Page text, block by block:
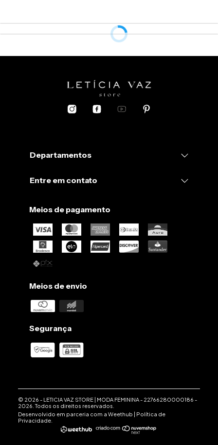
Departamentos
Entre em contato
Meios de pagamento
Meios de envio
Segurança
© 2026 - LETICIA VAZ STORE | MODA FEMININA- 22766280000186 -
2026. Todos os direitos reservados.
Desenvolvido em parceria com aWeethub
Política de
Privacidade